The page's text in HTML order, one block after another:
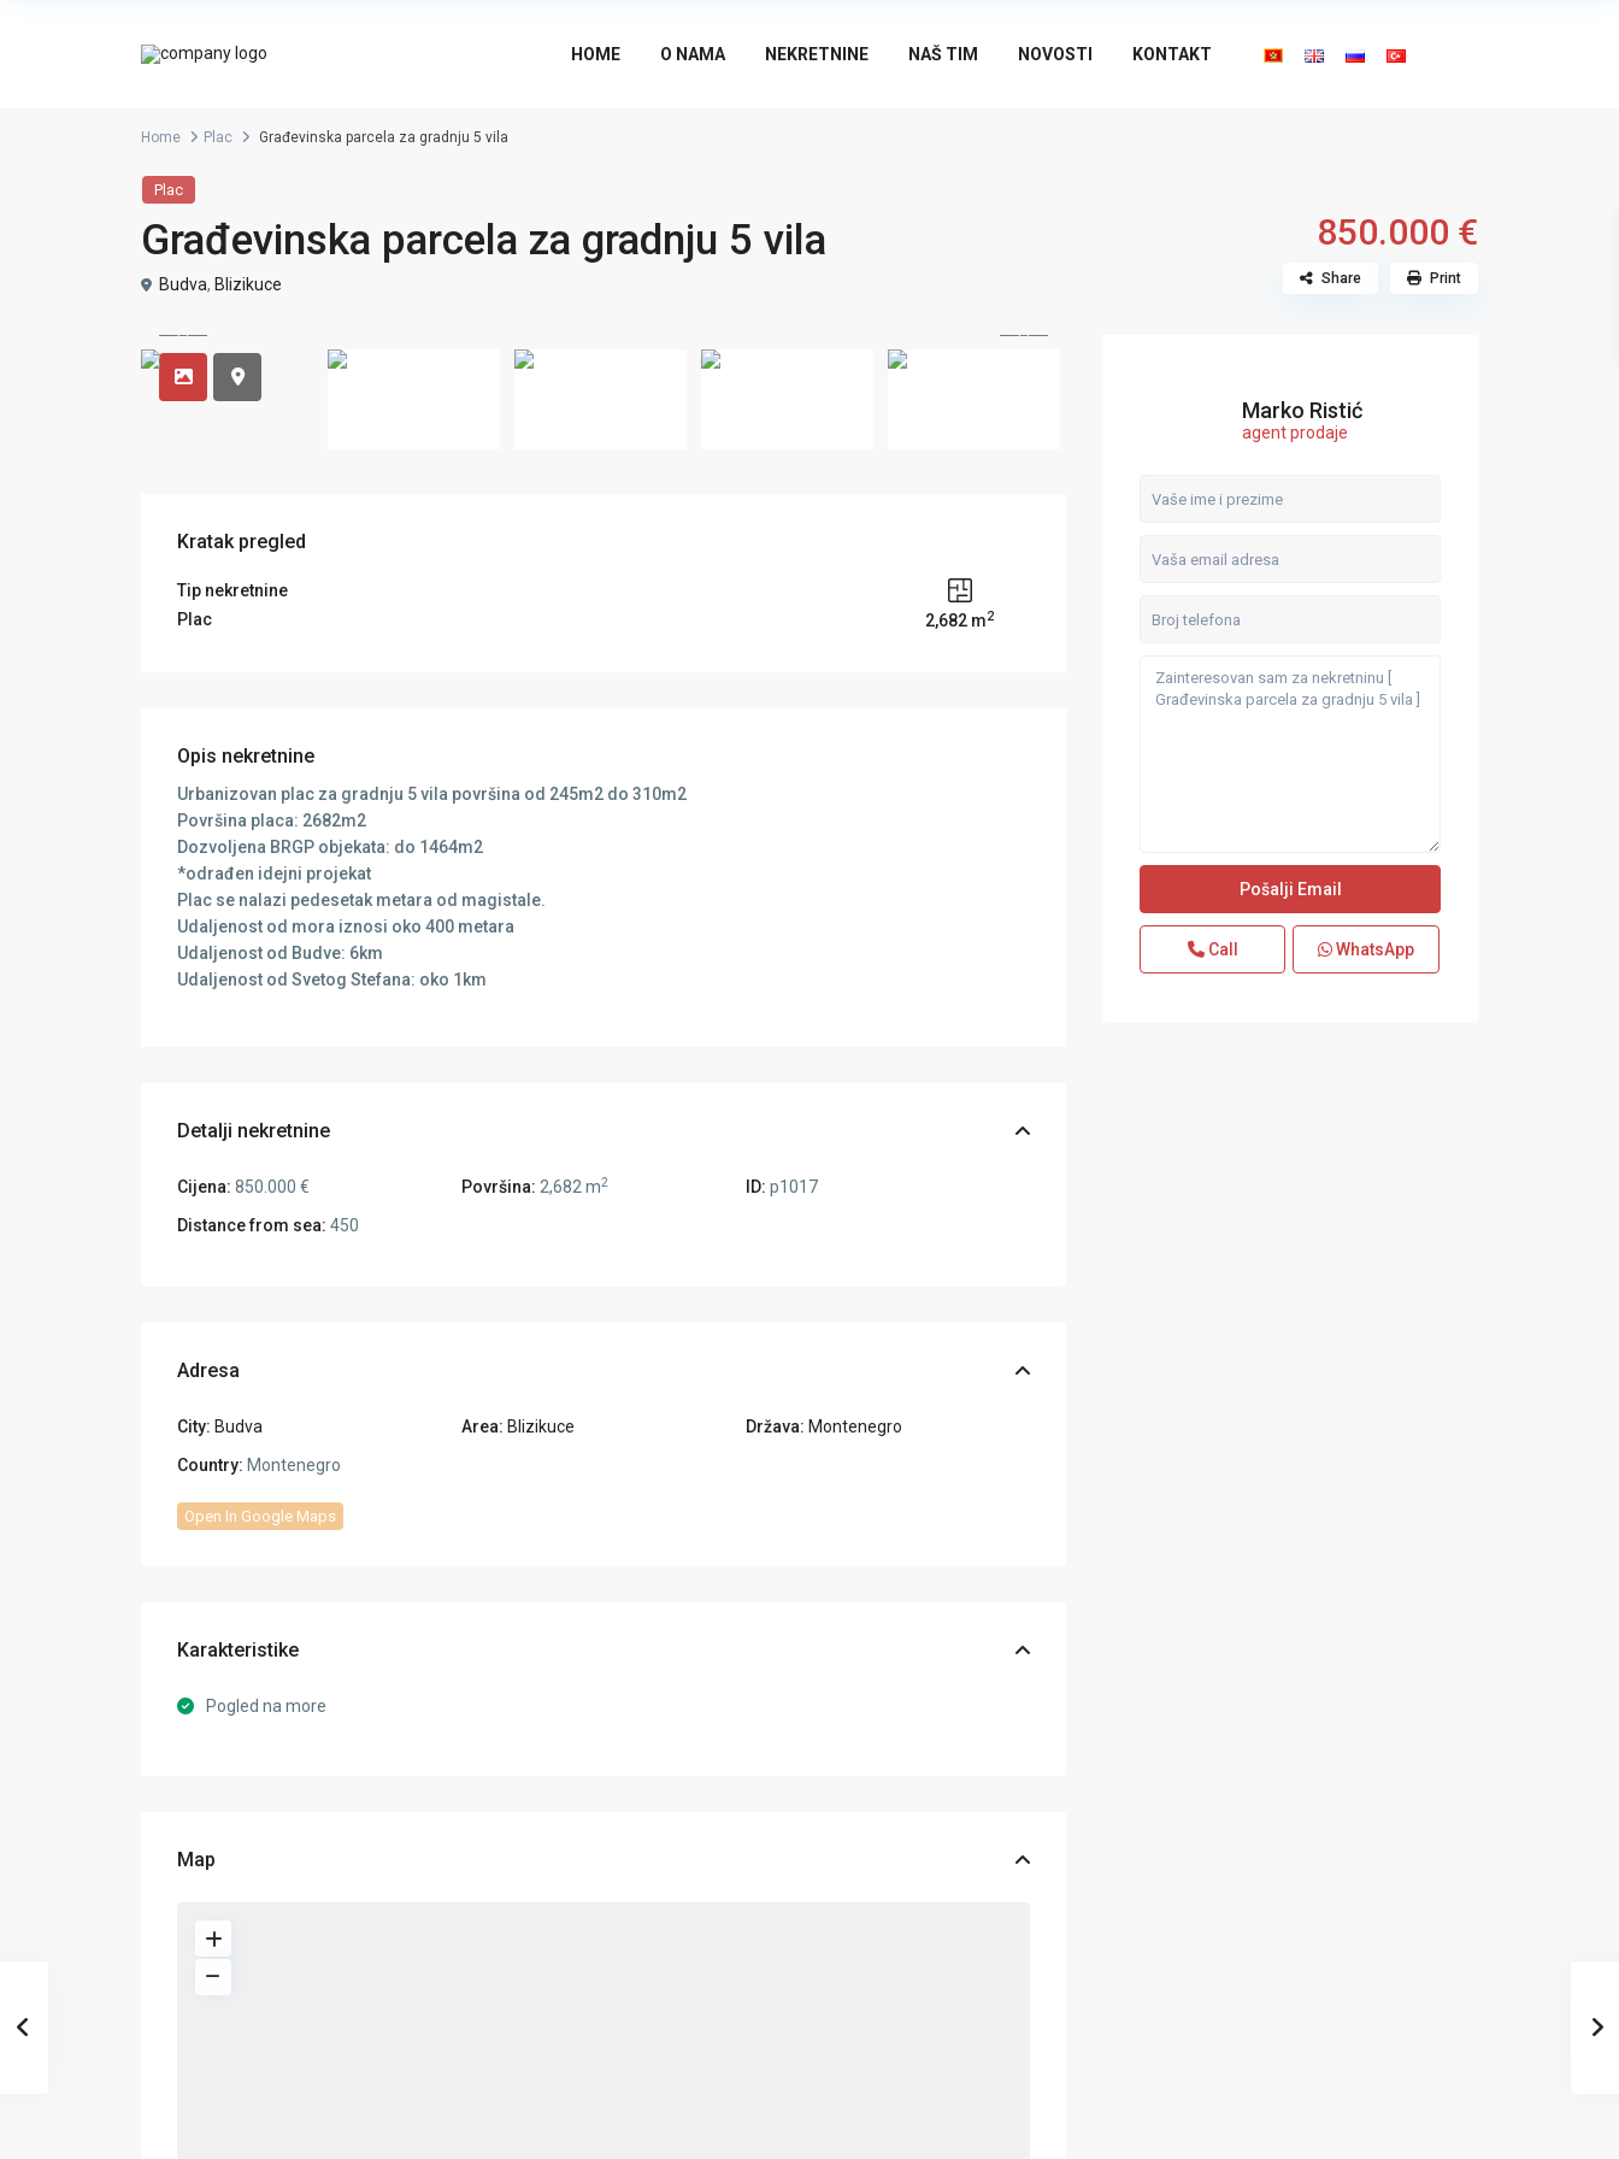
HOME O NAMA NEKRETNINE NAŠ TIM NOVOSTI KONTAKT
Home Plac Građevinska parcela za gradnju 5 vila
Plac
Građevinska parcela za gradnju 5 vila 850.000 €
Budva, Blizikuce Share Print
Kratak pregled
Tip nekretnine
Plac
2,682 m2
Opis nekretnine
Urbanizovan plac za gradnju 5 vila površina od 245m2 do 310m2
Površina placa: 2682m2
Dozvoljena BRGP objekata: do 1464m2
*odrađen idejni projekat
Plac se nalazi pedesetak metara od magistale.
Udaljenost od mora iznosi oko 400 metara
Udaljenost od Budve: 6km
Udaljenost od Svetog Stefana: oko 1km
Detalji nekretnine
Cijena: 850.000 € Površina: 2,682 m2 ID: p1017
Distance from sea: 450
Adresa
City: Budva Area: Blizikuce Država: Montenegro
Country: Montenegro
Open In Google Maps
Karakteristike
Pogled na more
Map
Marko Ristić
agent prodaje
Call WhatsApp